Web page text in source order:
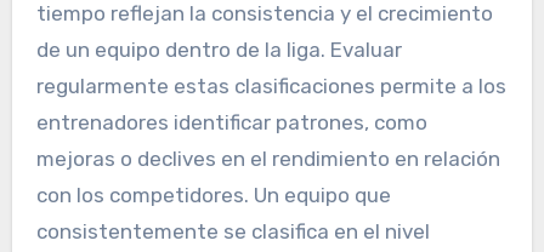
tiempo reflejan la consistencia y el crecimiento
de un equipo dentro de la liga. Evaluar
regularmente estas clasificaciones permite a los
entrenadores identificar patrones, como
mejoras o declives en el rendimiento en relación
con los competidores. Un equipo que
consistentemente se clasifica en el nivel